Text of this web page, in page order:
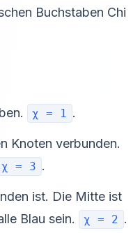
Buchstaben Chi
χ = 1 .
Knoten verbunden.
χ = 3 .
ist. Die Mitte ist
Blau sein.
χ = 2 .